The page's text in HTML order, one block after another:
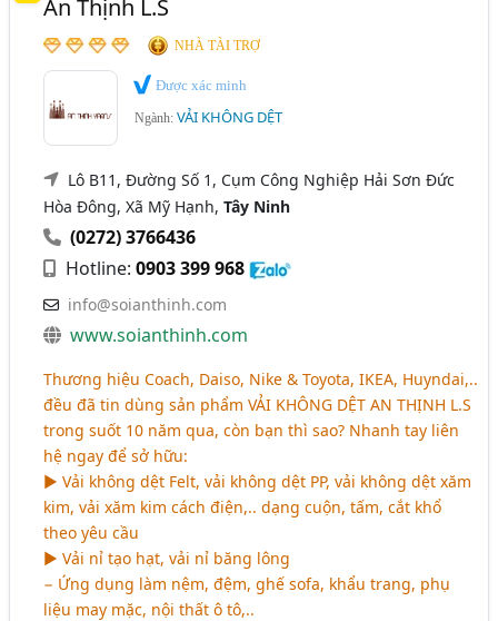
An Thịnh L.S
NHÀ TÀI TRỢ
Được xác minh
Ngành:VẢI KHÔNG DỆT
Lô B11, Đường Số 1, Cụm Công Nghiệp Hải Sơn Đức
Hòa Đông, Xã Mỹ Hạnh,Tây Ninh
(0272) 3766436
Hotline:0903 399 968
info@soianthinh.com
www.soianthinh.com
Thương hiệu Coach, Daiso, Nike & Toyota, IKEA, Huyndai,..
đều đã tin dùng sản phẩmVẢI KHÔNG DỆT AN THỊNH L.S
trong suốt 10 năm qua, còn bạn thì sao? Nhanh tay liên
hệ ngay để sở hữu:
► Vải không dệt Felt, vải không dệt PP, vải không dệt xăm
kim, vải xăm kim cách điện,.. dạng cuộn, tấm, cắt khổ
theo yêu cầu
► Vải nỉ tạo hạt, vải nỉ băng lông
− Ứng dụng làm nệm, đệm, ghế sofa, khẩu trang, phụ
liệu may mặc, nội thất ô tô,..